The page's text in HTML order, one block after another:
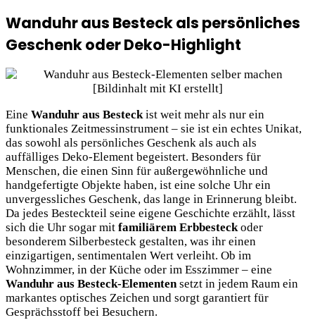
Wanduhr aus Besteck als persönliches
Geschenk oder Deko-Highlight
Eine Wanduhr aus Besteckist weit mehr als nur ein
funktionales Zeitmessinstrument – sie ist ein echtes Unikat,
das sowohl als persönliches Geschenk als auch als
auffälliges Deko-Element begeistert. Besonders für
Menschen, die einen Sinn für außergewöhnliche und
handgefertigte Objekte haben, ist eine solche Uhr ein
unvergessliches Geschenk, das lange in Erinnerung bleibt.
Da jedes Besteckteil seine eigene Geschichte erzählt, lässt
sich die Uhr sogar mit familiärem Erbbesteckoder
besonderem Silberbesteck gestalten, was ihr einen
einzigartigen, sentimentalen Wert verleiht. Ob im
Wohnzimmer, in der Küche oder im Esszimmer – eine
Wanduhr aus Besteck-Elementensetzt in jedem Raum ein
markantes optisches Zeichen und sorgt garantiert für
Gesprächsstoff bei Besuchern.